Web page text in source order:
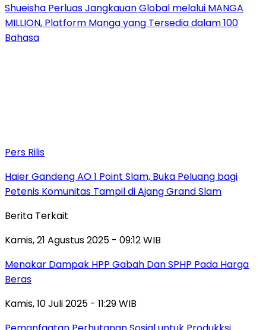
Shueisha Perluas Jangkauan Global melalui MANGA
MILLION, Platform Manga yang Tersedia dalam 100
Bahasa
Pers Rilis
Haier Gandeng AO 1 Point Slam, Buka Peluang bagi
Petenis Komunitas Tampil di Ajang Grand Slam
Berita Terkait
Kamis, 21 Agustus 2025 - 09:12 WIB
Menakar Dampak HPP Gabah Dan SPHP Pada Harga
Beras
Kamis, 10 Juli 2025 - 11:29 WIB